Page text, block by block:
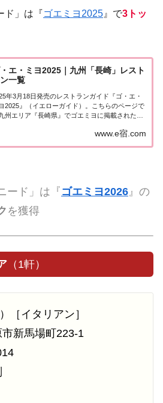
ド」は『ゴエミヨ2025 』で3トッ
エ・ミヨ2025｜九州「長崎」レスト
一覧
年3月18日発売のレストランガイド『ゴ・エ・
2025』（イエローガイド）。こちらのページで
州エリア『長崎県』でゴエミヨに掲載されたレ
『長崎県』九州エリア「長崎県」で「ゴ・エ・
2025」に掲載されたお店は4軒。...
www.e宿.com
ード」は『 ゴエミヨ2026 』の
を獲得
（1軒）
［イタリアン］
新馬場町223-1